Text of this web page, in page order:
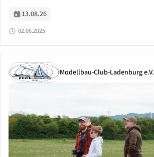
frisch gebackene, traditionelle Pide...
13.08.26
02.06.2025
Modellbau-Club-Ladenburg e.V.